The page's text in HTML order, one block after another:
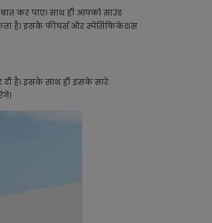
कर पाए। साथ ही आपको साउंड
है। इसके फीचर्स और स्पेसिफिकेशंस
है। इसके साथ ही इसके सारे